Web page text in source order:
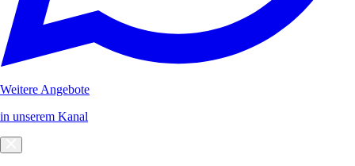
Weitere Angebote
in unserem Kanal